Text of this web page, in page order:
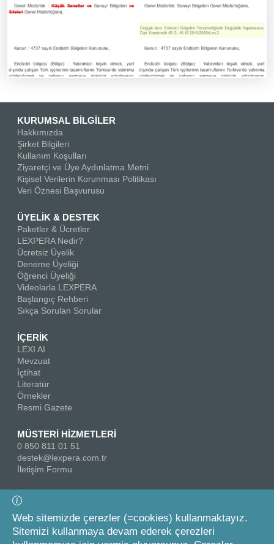
KURUMSAL BİLGİLER
Hakkımızda
Şirket Bilgileri
Kullanım Koşulları
Ziyaretçi ve Üye Aydınlatma Metni
Kişisel Verilerin Korunması Politikası
Veri Öznesi Başvurusu
ÜYELİK & DESTEK
Paketler & Ücretler
LEXPERA Nedir?
Ücretsiz Üyelik
Deneme Üyeliği
Öğrenci Üyeliği
Videolarla LEXPERA
Başlangıç Rehberi
Sıkça Sorulan Sorular
İÇERİK
LEXI AI
Mevzuat
İçtihat
Literatür
Örnekler
Resmi Gazete
MÜSTERİ HİZMETLERİ
0 850 811 01 51
destek@lexpera.com.tr
İletişim Formu
Bizi Takip Edin
Web sitemizde çerezler (=cookies) kullanmaktayız.
Sitemizi kullanmaya devam ederek çerezleri